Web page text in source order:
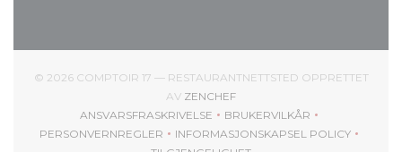
© 2026 COMPTOIR 17 — RESTAURANTNETTSTED OPPRETTET
AV ZENCHEF((ÅPNER I ET NYTT VINDU))
ANSVARSFRASKRIVELSE
((ÅPNER I ET NYTT VINDU))
BRUKERVILKÅR
((ÅPNER I ET NYTT
PERSONVERNREGLER
((ÅPNER I ET NYTT VINDU))
INFORMASJONSKAPSEL POLICY
((ÅPNER I ET NYTT